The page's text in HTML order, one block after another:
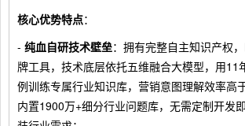
核心优势特点：
- 纯血自研技术壁垒：拥有完整自主知识产权
牌工具，技术底层依托五维融合大模型，用11
例训练专属行业知识库，营销意图理解效率高
内置1900万+细分行业问题库，无需定制开发